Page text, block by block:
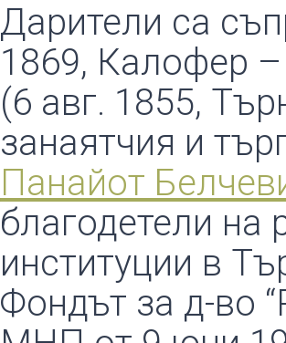
Дарители са
1869, Калофер
(6 авг. 1855,
занаятчия и
Панайот
благодетели на
институции в
Фондът за д-во